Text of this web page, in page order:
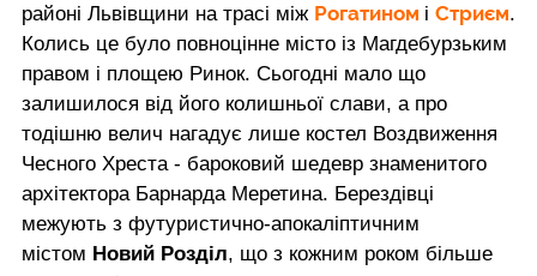
районі Львівщини на трасі між Рогатином і Стриєм.
Колись це було повноцінне місто із Магдебурзьким
правом і площею Ринок. Сьогодні мало що
залишилося від його колишньої слави, а про
тодішню велич нагадує лише костел Воздвиження
Чесного Хреста - бароковий шедевр знаменитого
архітектора Барнарда Меретина. Берездівці
межують з футуристично-апокаліптичним
містом Новий Розділ, що з кожним роком більше